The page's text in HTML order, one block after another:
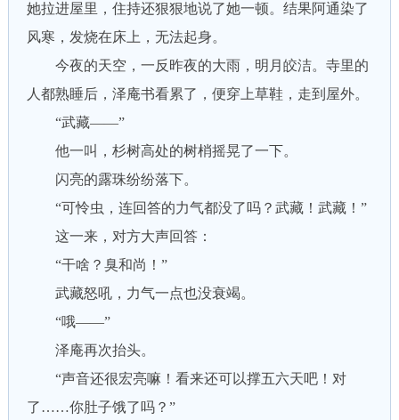
她拉进屋里，住持还狠狠地说了她一顿。结果阿通染了
风寒，发烧在床上，无法起身。
今夜的天空，一反昨夜的大雨，明月皎洁。寺里的
人都熟睡后，泽庵书看累了，便穿上草鞋，走到屋外。
“武藏——”
他一叫，杉树高处的树梢摇晃了一下。
闪亮的露珠纷纷落下。
“可怜虫，连回答的力气都没了吗？武藏！武藏！”
这一来，对方大声回答：
“干啥？臭和尚！”
武藏怒吼，力气一点也没衰竭。
“哦——”
泽庵再次抬头。
“声音还很宏亮嘛！看来还可以撑五六天吧！对
了……你肚子饿了吗？”